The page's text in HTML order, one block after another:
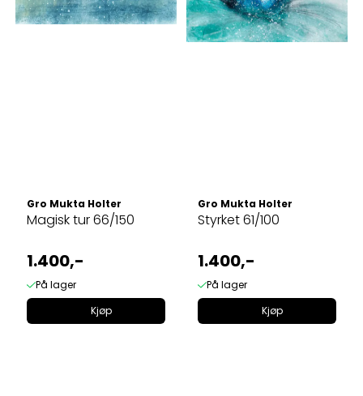
Gro Mukta Holter
Magisk tur 66/150
1.400,-
På lager
Kjøp
Gro Mukta Holter
Styrket 61/100
1.400,-
På lager
Kjøp